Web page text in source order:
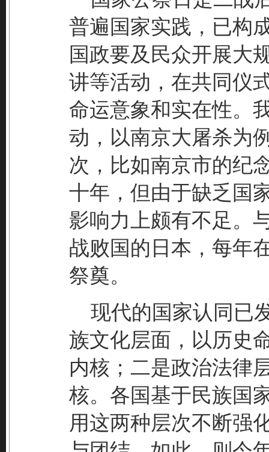
普遍国家实践，已构
国政要及民众开展大
讲等活动，在共同仪
命运意象和实在性。
动，以南京大屠杀为
次，比如南京市的纪
十年，但由于缺乏国
影响力上颇有不足。
战败国的日本，每年
祭奠。
现代的国家认同已
族文化层面，以历史
内核；二是政治法律
核。各国基于民族国
用这两种层次不断强